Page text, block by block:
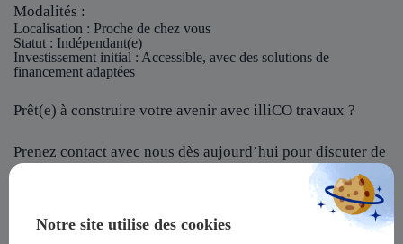
Notre site utilise des cookies
Modalités :
Localisation : Proche de chez vous
Statut : Indépendant(e)
Investissement initial : Accessible, avec des solutions de
financement adaptées
Prêt(e) à construire votre avenir avec illiCO travaux ?
Prenez contact avec nous dès aujourd’hui pour discuter de
votre projet et rejoindre notre réseau !
illiCO travaux vous offre l’opportunité de devenir un
acteur majeur dans un secteur dynamique et en pleine